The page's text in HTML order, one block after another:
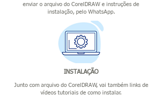
enviar o arquivo do CorelDRAW e instruções de
instalação, pelo WhatsApp.
INSTALAÇÃO
Junto com arquivo do CorelDRAW, vai também links de
vídeos tutoriais de como instalar.